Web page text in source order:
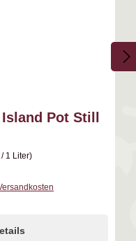
zu reduzieren.
um die
oder
Pot Still
1 Liter)